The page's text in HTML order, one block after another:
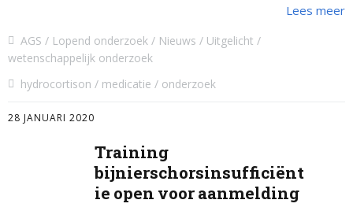
Lees meer
AGS Lopend onderzoek Nieuws
Uitgelicht
wetenschappelijk onderzoek
hydrocortison
medicatie onderzoek
28 JANUARI 2020
Training
bijnierschorsinsufficiënt
ie open voor aanmelding